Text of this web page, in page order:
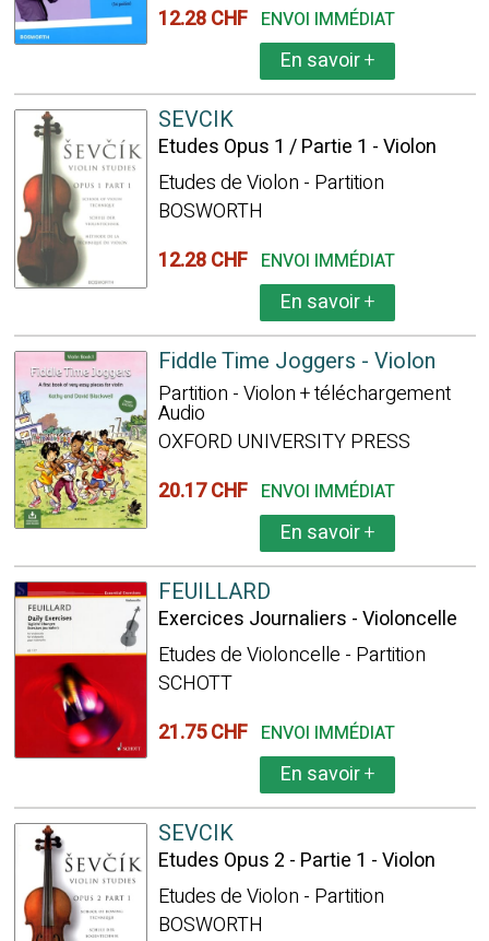
12.28 CHF ENVOI IMMÉDIAT
En savoir+
SEVCIK
Etudes Opus 1 / Partie 1 - Violon
Etudes de Violon - Partition
BOSWORTH
12.28 CHF ENVOI IMMÉDIAT
En savoir+
Fiddle Time Joggers - Violon
Partition - Violon + téléchargement
Audio
OXFORD UNIVERSITY PRESS
20.17 CHF ENVOI IMMÉDIAT
En savoir+
FEUILLARD
Exercices Journaliers - Violoncelle
Etudes de Violoncelle - Partition
SCHOTT
21.75 CHF ENVOI IMMÉDIAT
En savoir+
SEVCIK
Etudes Opus 2 - Partie 1 - Violon
Etudes de Violon - Partition
BOSWORTH